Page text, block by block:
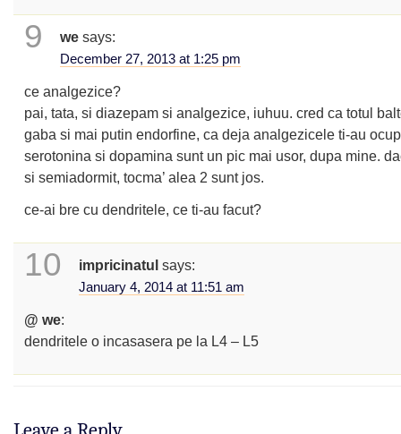
9 we says:
December 27, 2013 at 1:25 pm
ce analgezice?
pai, tata, si diazepam si analgezice, iuhuu. cred ca totul
gaba si mai putin endorfine, ca deja analgezicele ti-au
serotonina si dopamina sunt un pic mai usor, dupa mine.
si semiadormit, tocma’ alea 2 sunt jos.
ce-ai bre cu dendritele, ce ti-au facut?
10 impricinatul says:
January 4, 2014 at 11:51 am
@ we:
dendritele o incasasera pe la L4 – L5